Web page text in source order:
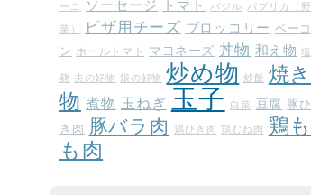
ーニ ソーセージ トマト バジル パプリカ（野
菜） ピザ用チーズ ブロッコリー ベーコ
ン ホールトマト マヨネーズ 丼物 和え物 塩
麹 夫の好物 娘の好物 炒め物 炒飯 焼き
物 煮物 玉ねぎ 玉子 白菜 豆腐 豚ひ
き肉 豚バラ肉 鶏ひき肉 鶏むね肉 鶏も
も肉